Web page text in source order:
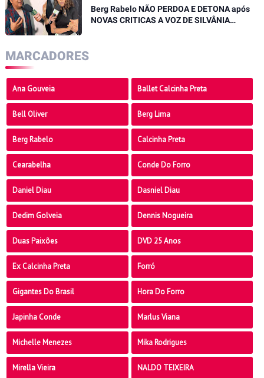
Berg Rabelo NÃO PERDOA E DETONA após
NOVAS CRITICAS A VOZ DE SILVÂNIA
MARCADORES
Ana Gouveia Ballet Calcinha Preta
Bell Oliver Berg Lima
Berg Rabelo Calcinha Preta
Cearabelha Conde Do Forro
Daniel Diau Dasniel Diau
Dedim Golveia Dennis Nogueira
Duas Paixões DVD 25 Anos
Ex Calcinha Preta Forró
Gigantes Do Brasil Hora Do Forro
Japinha Conde Marlus Viana
Michelle Menezes Mika Rodrigues
Mirella Vieira NALDO TEIXEIRA